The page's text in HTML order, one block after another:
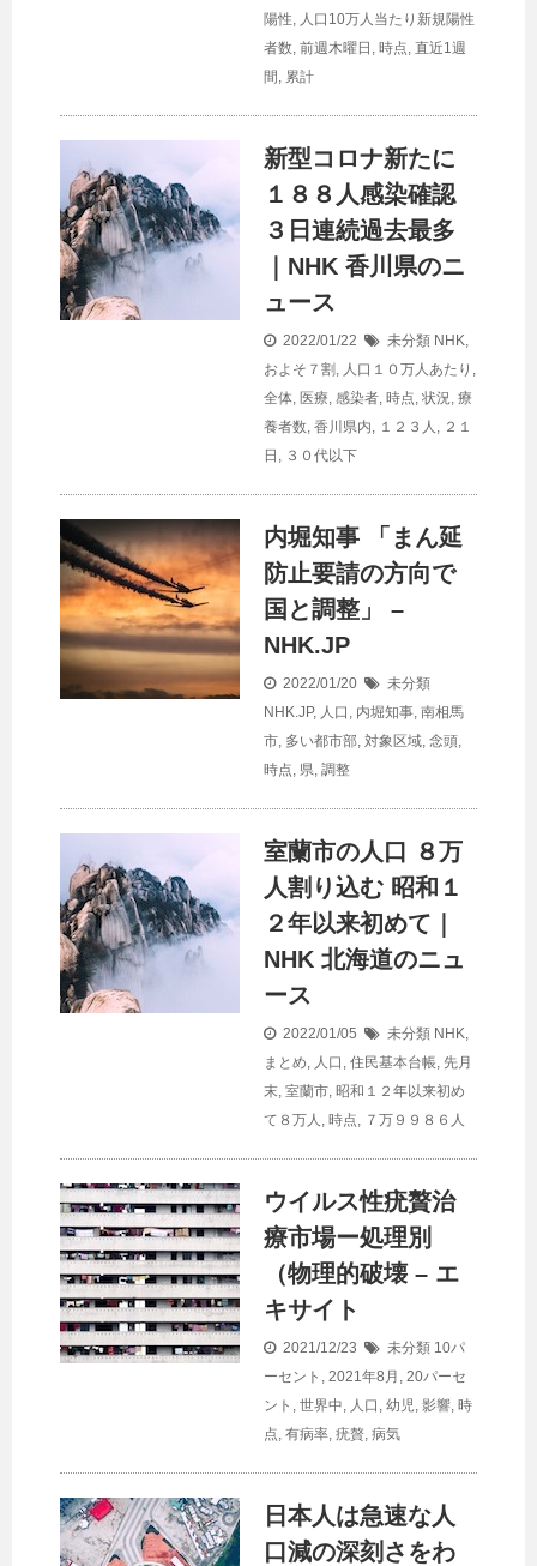
陽性, 人口10万人当たり新規陽性
者数, 前週木曜日 , 時点, 直近1週
間 , 累計
新型コロナ新たに
１８８人感染確認
３日連続過去最多
｜NHK 香川県のニ
ュース
2022/01/22 未分類 NHK,
およそ７割 , 人口１０万人あたり ,
全体, 医療, 感染者, 時点, 状況, 療
養者数, 香川県内, １２３人 , ２１
日 , ３０代以下
内堀知事 「まん延
防止要請の方向で
国と調整」 –
NHK.JP
2022/01/20
未分類
NHK.JP, 人口 , 内堀知事, 南相馬
市, 多い都市部, 対象区域, 念頭,
時点, 県, 調整
室蘭市の人口
８万
人割り込む 昭和１
２年以来初めて｜
NHK 北海道のニュ
ース
2022/01/05 未分類 NHK,
まとめ, 人口 , 住民基本台帳, 先月
末, 室蘭市, 昭和１２年以来初め
て８万人 , 時点, ７万９９８６人
ウイルス性疣贅治
療市場ー処理別
（物理的破壊 – エ
キサイト
2021/12/23 未分類 10パ
ーセント , 2021年8月 , 20パーセ
ント , 世界中, 人口 , 幼児, 影響, 時
点, 有病率, 疣贅, 病気
日本人は急速な人
口 減の深刻さをわ